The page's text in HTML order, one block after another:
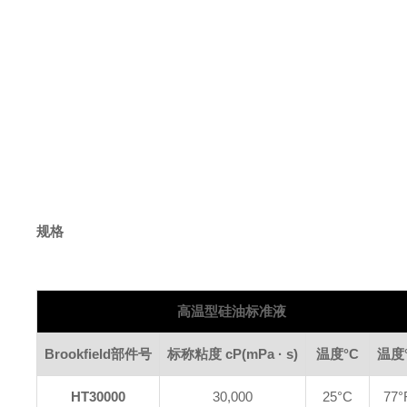
规格
高温型硅油标准液
Brookfield部件号 标称粘度 cP(mPa · s) 温度°C 温度
HT30000 30,000 25°C